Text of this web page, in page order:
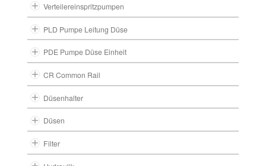
Verteilereinspritzpumpen
PLD Pumpe Leitung Düse
PDE Pumpe Düse Einheit
CR Common Rail
Düsenhalter
Düsen
Filter